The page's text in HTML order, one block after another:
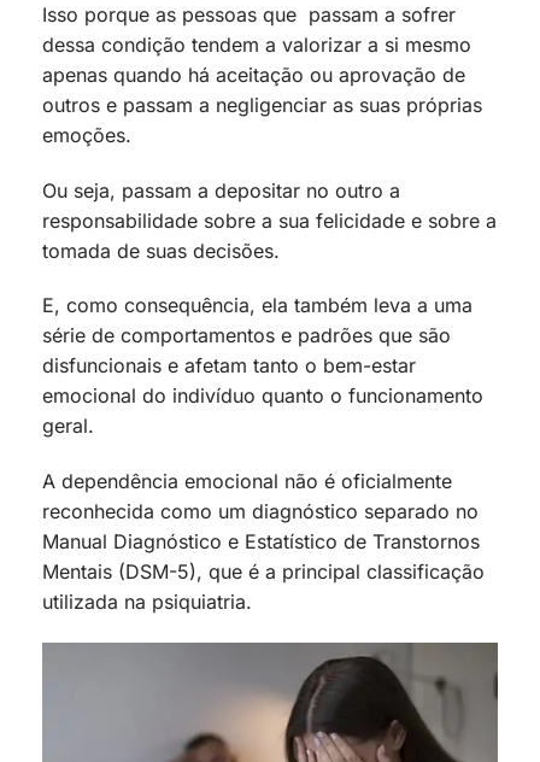
Isso porque as pessoas que passam a sofrer
dessa condição tendem a valorizar a si mesmo
apenas quando há aceitação ou aprovação de
outros e passam a negligenciar as suas próprias
emoções.
Ou seja, passam a depositar no outro a
responsabilidade sobre a sua felicidade e sobre a
tomada de suas decisões.
E, como consequência, ela também leva a uma
série de comportamentos e padrões que são
disfuncionais e afetam tanto o bem-estar
emocional do indivíduo quanto o funcionamento
geral.
A dependência emocional não é oficialmente
reconhecida como um diagnóstico separado no
Manual Diagnóstico e Estatístico de Transtornos
Mentais (DSM-5), que é a principal classificação
utilizada na psiquiatria.